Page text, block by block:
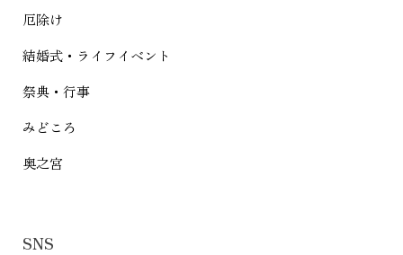
厄除け
結婚式・ライフイベント
祭典・行事
みどころ
奥之宮
SNS